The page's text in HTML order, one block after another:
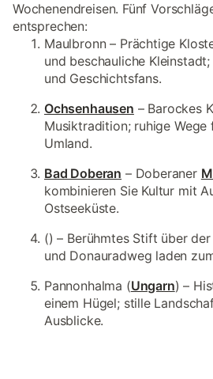
Wochenendreisen. Fünf
entsprechen:
Maulbronn – Prächtige
und beschauliche
und Geschichtsfans.
Ochsenhausen – Barockes
Musiktradition; ruhige Wege
Umland.
Bad Doberan – Doberaner
kombinieren Sie Kultur mit
Ostseeküste.
() – Berühmtes Stift über
und Donauradweg laden
Pannonhalma (Ungarn) –
einem Hügel; stille
Ausblicke.